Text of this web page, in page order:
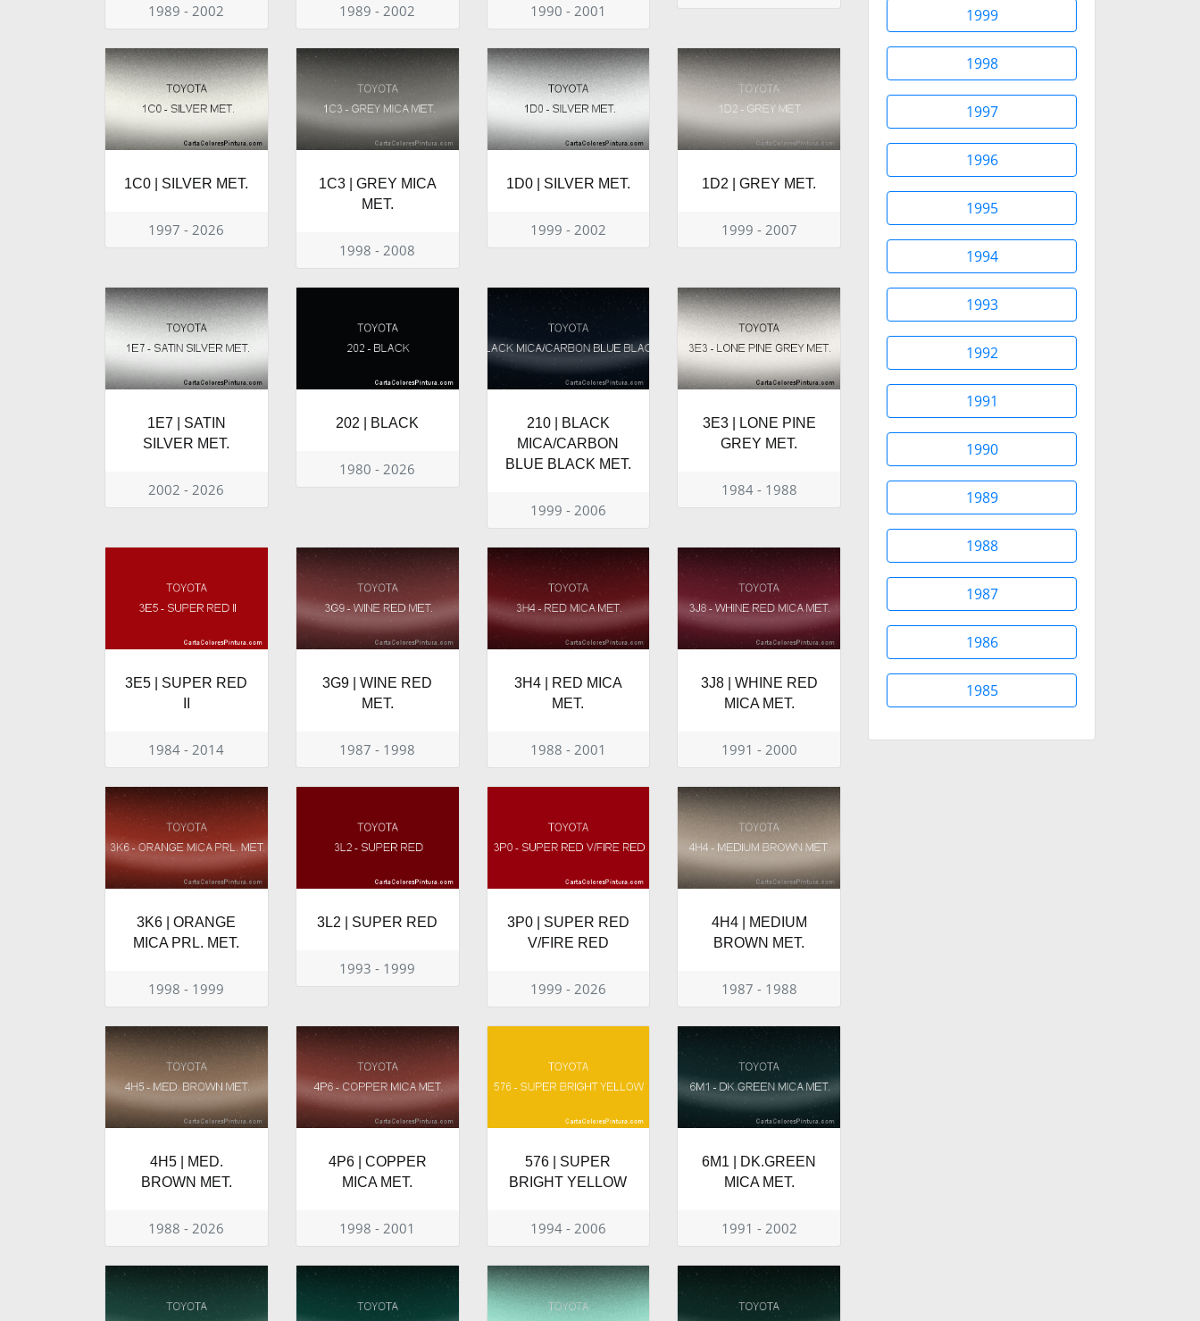
1989 - 2002 1989 - 2002 1990 - 2001
1C0 | SILVER MET.
1997 - 2026
1C3 | GREY MICA
MET.
1998 - 2008
1D0 | SILVER MET.
1999 - 2002
1D2 | GREY MET.
1999 - 2007
1E7 | SATIN
SILVER MET.
2002 - 2026
202 | BLACK
1980 - 2026
210 | BLACK
MICA/CARBON
BLUE BLACK MET.
1999 - 2006
3E3 | LONE PINE
GREY MET.
1984 - 1988
3E5 | SUPER RED
1984 - 2014
3G9 | WINE RED
MET.
1987 - 1998
3H4 | RED MICA
MET.
1988 - 2001
3J8 | WHINE RED
MICA MET.
1991 - 2000
3K6 | ORANGE
MICA PRL. MET.
1998 - 1999
3L2 | SUPER RED
1993 - 1999
3P0 | SUPER RED
V/FIRE RED
1999 - 2026
4H4 | MEDIUM
BROWN MET.
1987 - 1988
4H5 | MED.
BROWN MET.
1988 - 2026
4P6 | COPPER
MICA MET.
1998 - 2001
576 | SUPER
BRIGHT YELLOW
1994 - 2006
6M1 | DK.GREEN
MICA MET.
1991 - 2002
1999
1998
1997
1996
1995
1994
1993
1992
1991
1990
1989
1988
1987
1986
1985